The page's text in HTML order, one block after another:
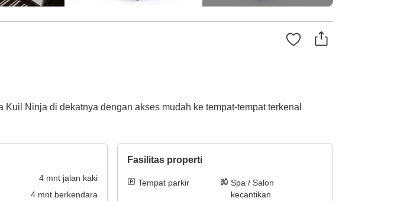
Ninja di dekatnya dengan akses mudah ke tempat-tempat terkenal
4mnt jalan kaki
4mnt berkendara
Fasilitas properti
Tempat parkir
Spa / Salon
kecantikan